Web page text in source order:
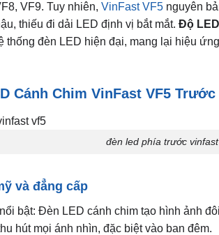
VF9. Tuy nhiên, VinFast VF5nguyên
thiếu đi dải LED định vị bắt mắt. Độ
thống đèn LED hiện đại, mang lại hiệu
Cánh Chim VinFast VF5 Trước
đèn led phía trước
và đẳng cấp
bật: Đèn LED cánh chim tạo hình ảnh
hút mọi ánh nhìn, đặc biệt vào ban đêm.